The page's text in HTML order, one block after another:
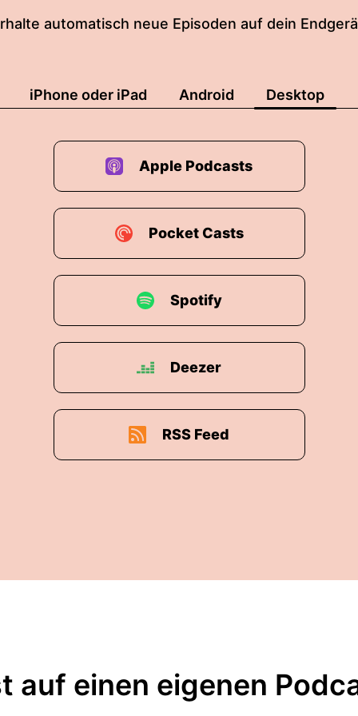
automatisch neue Episoden auf dein
iPhone oder iPad Android Desktop
Apple Podcasts
Pocket Casts
Spotify
Deezer
RSS Feed
auf einen eigenen